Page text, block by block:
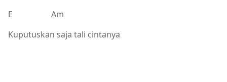
E Am
Kuputuskan saja tali cintanya